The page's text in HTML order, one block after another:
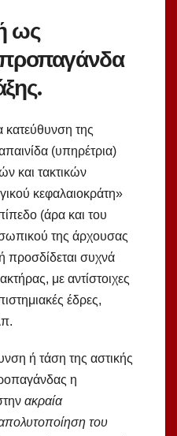
ως
προπαγάνδα
κατεύθυνση της
(υπηρέτρια)
και τακτικών
κεφαλαιοκράτη»
(άρα και του
της άρχουσας
προσδίδεται συχνά
με αντίστοιχες
έδρες,
ή τάση της αστικής
η
ακραία
του